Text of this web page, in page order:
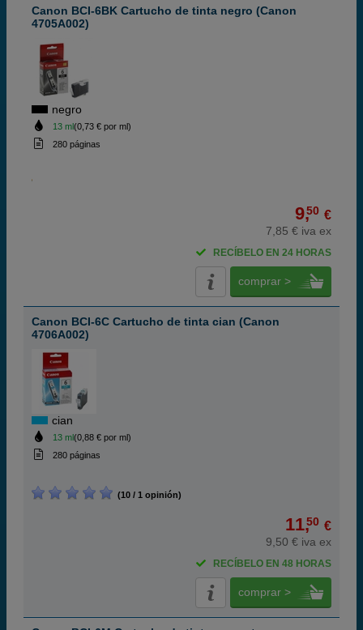
Canon BCI-6BK Cartucho de tinta negro (Canon
4705A002)
negro
13 ml(0,73 € por ml)
280 páginas
9,50 €
7,85 € iva ex
RECÍBELO EN 24 HORAS
comprar >
Canon BCI-6C Cartucho de tinta cian (Canon
4706A002)
cian
13 ml(0,88 € por ml)
280 páginas
(10 / 1 opinión)
11,50 €
9,50 € iva ex
RECÍBELO EN 48 HORAS
comprar >